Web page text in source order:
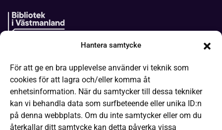
Hantera samtycke
För att ge en bra upplevelse använder vi teknik som
cookies för att lagra och/eller komma åt
enhetsinformation. När du samtycker till dessa tekniker
kan vi behandla data som surfbeteende eller unika ID:n
på denna webbplats. Om du inte samtycker eller om du
återkallar ditt samtycke kan detta påverka vissa
It-hjälp
Läsa på olika sätt
Frågor och svar
Låneregler